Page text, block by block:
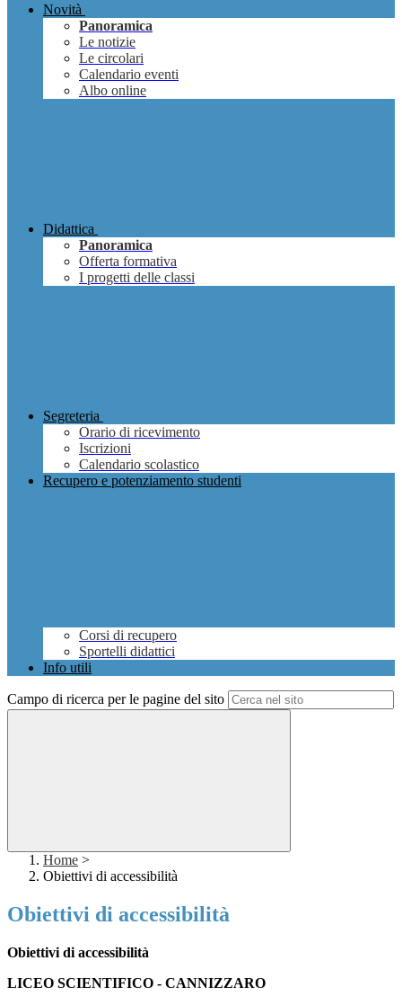
Novità
Panoramica
Le notizie
Le circolari
Calendario eventi
Albo online
Didattica
Panoramica
Offerta formativa
I progetti delle classi
Segreteria
Orario di ricevimento
Iscrizioni
Calendario scolastico
Recupero e potenziamento studenti
Corsi di recupero
Sportelli didattici
Info utili
Campo di ricerca per le pagine del sito
Home >
Obiettivi di accessibilità
Obiettivi di accessibilità
Obiettivi di accessibilità
LICEO SCIENTIFICO - CANNIZZARO